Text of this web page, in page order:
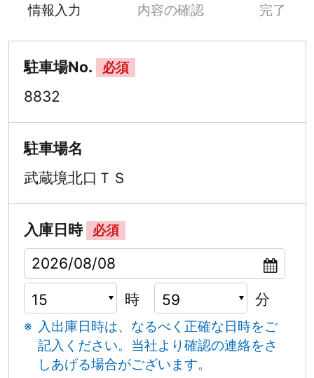
情報入力 内容の確認 完了
駐車場No. 必須
8832
駐車場名
武蔵境北口ＴＳ
入庫日時 必須
時 分
入出庫日時は、なるべく正確な日時をご
記入ください。 当社より確認の連絡をさ
しあげる場合がございます。